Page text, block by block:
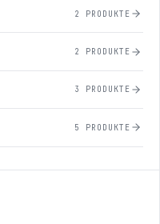
2 PRODUKTE
2 PRODUKTE
3 PRODUKTE
5 PRODUKTE